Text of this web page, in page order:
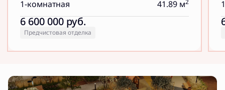
1-комнатная 41.89 м2
6 600 000руб.
Предчистовая отделка